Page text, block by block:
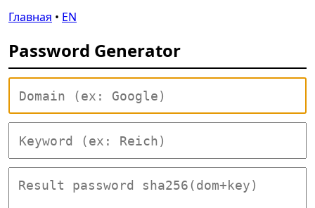
Главная • EN
Password Generator